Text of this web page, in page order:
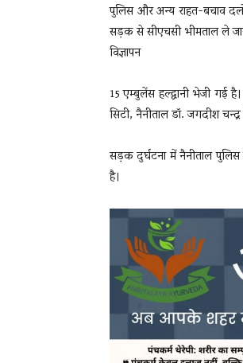
पुलिस और अन्य राहत-बचाव
सड़क से सीएचसी भीमताल ले
विज्ञापन
15 एम्बुलेंस हल्द्वानी भेजी गई
सिटी, नैनीताल डॉ. जगदीश
सड़क दुर्घटना में नैनीताल
है।